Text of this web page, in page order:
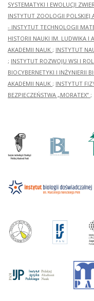
SYSTEMATYKI I EWOLUCJI
INSTYTUT ZOOLOGII POLSKIEJ
- INSTYTUT TECHNOLOGII
HISTORII NAUKI IM. LUDWIKA I
AKADEMII NAUK ; INSTYTUT
; INSTYTUT ROZWOJU WSI I
BIOCYBERNETYKI I INŻYNIERII
AKADEMII NAUK ; INSTYTUT
BEZPIECZEŃSTWA „MORATEX” ;